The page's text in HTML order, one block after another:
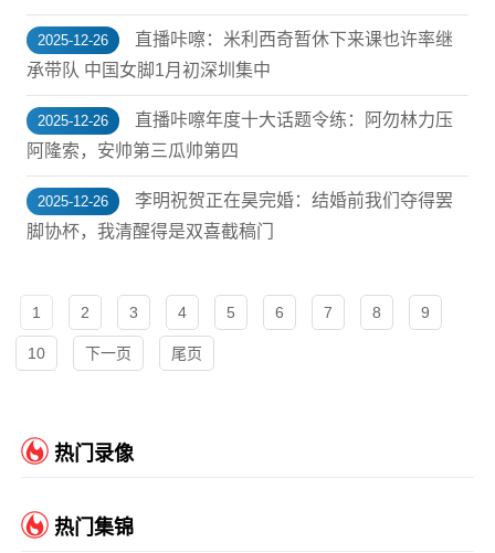
2025-12-26
直播咔嚓：米利西奇暂休下来课也许率继
承带队 中国女脚1月初深圳集中
2025-12-26
直播咔嚓年度十大话题令练：阿勿林力压
阿隆索，安帅第三瓜帅第四
2025-12-26
李明祝贺正在昊完婚：结婚前我们夺得罢
脚协杯，我清醒得是双喜截稿门
1 2 3 4 5 6 7 8 9
10 下一页 尾页
热门录像
热门集锦